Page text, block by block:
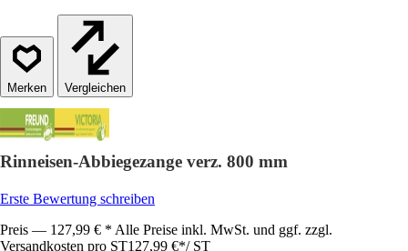
Vergleichen
Rinneisen-Abbiegezange verz. 800 mm
Erste Bewertung schreiben
Preis — 127,99 € * Alle Preise inkl. MwSt. und ggf. zzgl.
Versandkosten pro ST127,99 €*/ ST